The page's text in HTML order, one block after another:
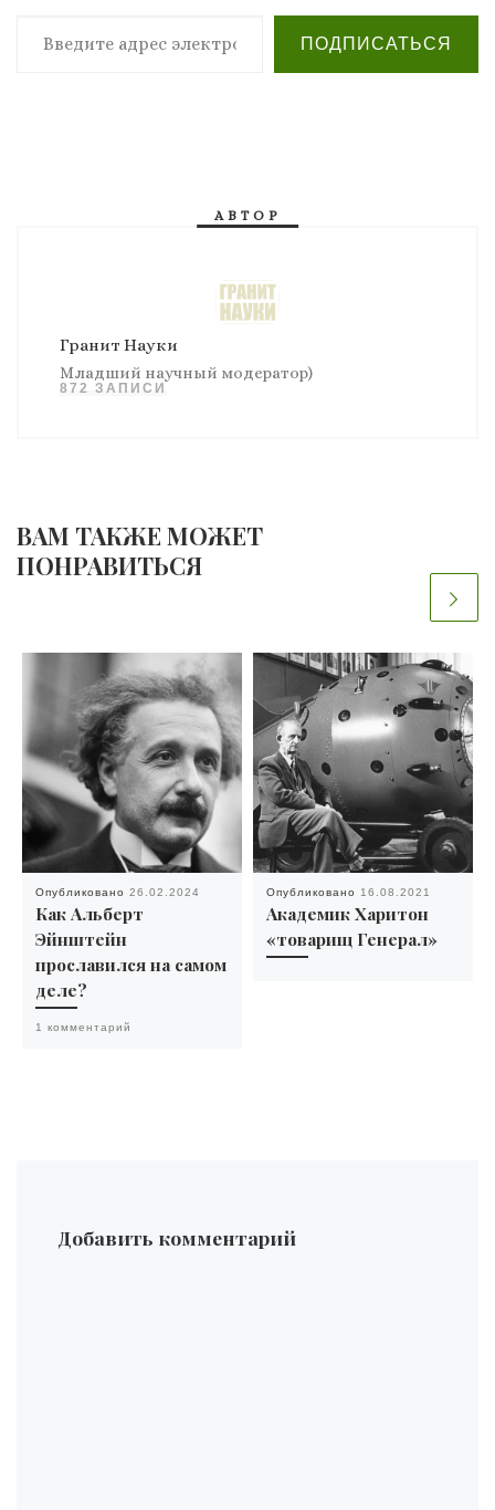
Введите адрес электронной почты…
ПОДПИСАТЬСЯ
АВТОР
Гранит Науки
Младший научный модератор)
872 ЗАПИСИ
ВАМ ТАКЖЕ МОЖЕТ
ПОНРАВИТЬСЯ
Опубликовано 26.02.2024
Как Альберт
Эйнштейн
прославился на самом
деле?
1 комментарий
Опубликовано 16.08.2021
Академик Харитон
«товарищ Генерал»
Добавить комментарий